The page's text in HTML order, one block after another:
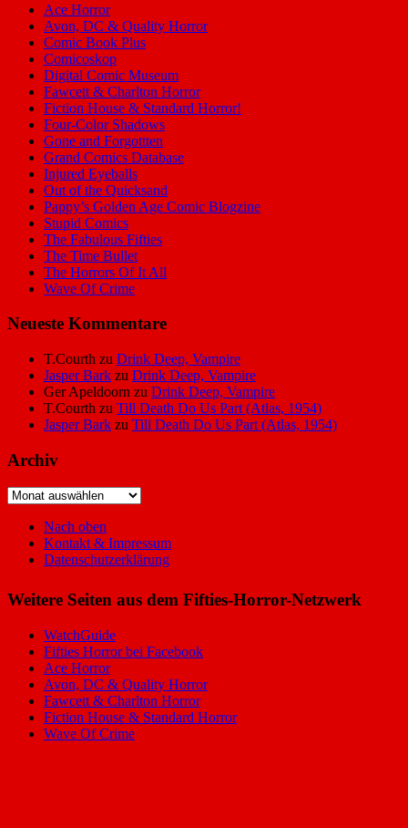
Ace Horror
Avon, DC & Quality Horror
Comic Book Plus
Comicoskop
Digital Comic Museum
Fawcett & Charlton Horror
Fiction House & Standard Horror!
Four-Color Shadows
Gone and Forgottten
Grand Comics Database
Injured Eyeballs
Out of the Quicksand
Pappy’s Golden Age Comic Blogzine
Stupid Comics
The Fabulous Fifties
The Time Bullet
The Horrors Of It All
Wave Of Crime
Neueste Kommentare
T.Courth zu Drink Deep, Vampire
Jasper Bark zu Drink Deep, Vampire
Ger Apeldoorn zu Drink Deep, Vampire
T.Courth zu Till Death Do Us Part (Atlas, 1954)
Jasper Bark zu Till Death Do Us Part (Atlas, 1954)
Archiv
Archiv
Nach oben
Kontakt & Impressum
Datenschutzerklärung
Weitere Seiten aus dem Fifties-Horror-Netzwerk
WatchGuide
Fifties Horror bei Facebook
Ace Horror
Avon, DC & Quality Horror
Fawcett & Charlton Horror
Fiction House & Standard Horror
Wave Of Crime